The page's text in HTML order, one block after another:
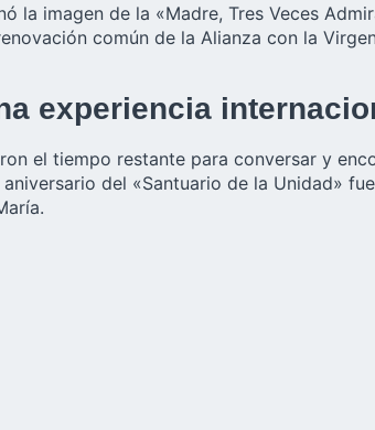
la imagen de la «Madre, Tres Veces
común de la Alianza con la
experiencia
el tiempo restante para conversar y
del «Santuario de la Unidad»